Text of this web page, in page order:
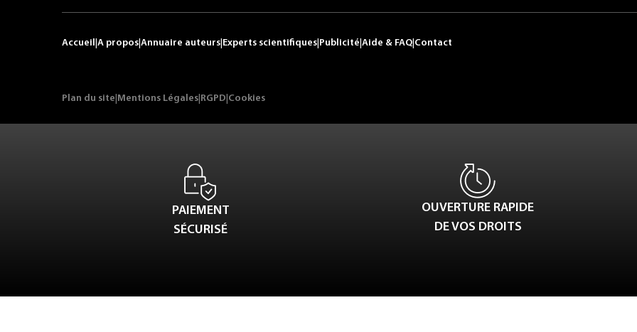
Accueil A propos Annuaire auteurs Experts scientifiques Publicité Aide & FAQ Contact
Plan du site Mentions Légales RGPD Cookies
PAIEMENT
SÉCURISÉ
OUVERTURE RAPIDE
DE VOS DROITS